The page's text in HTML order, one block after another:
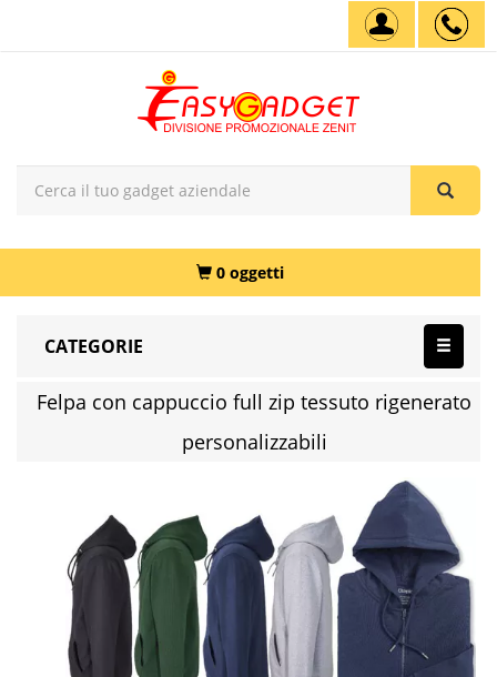
0 oggetti
CATEGORIE
Felpa con cappuccio full zip tessuto rigenerato
personalizzabili